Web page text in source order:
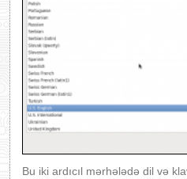
Bu iki ardıcıl mərhələdə dil və